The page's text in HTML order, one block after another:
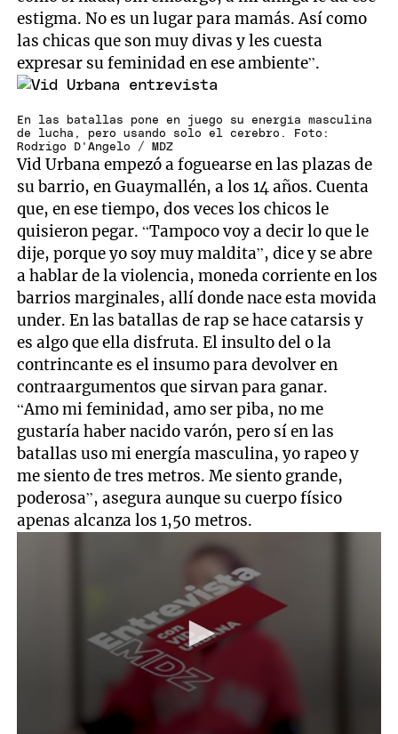
estigma. No es un lugar para mamás. Así como
las chicas que son muy divas y les cuesta
expresar su feminidad en ese ambiente”.
En las batallas pone en juego su energía masculina
de lucha, pero usando solo el cerebro. Foto:
Rodrigo D'Angelo / MDZ
Vid Urbana empezó a foguearse en las plazas de
su barrio, en Guaymallén, a los 14 años. Cuenta
que, en ese tiempo, dos veces los chicos le
quisieron pegar. “Tampoco voy a decir lo que le
dije, porque yo soy muy maldita”, dice y se abre
a hablar de la violencia, moneda corriente en los
barrios marginales, allí donde nace esta movida
under. En las batallas de rap se hace catarsis y
es algo que ella disfruta. El insulto del o la
contrincante es el insumo para devolver en
contraargumentos que sirvan para ganar.
“Amo mi feminidad, amo ser piba, no me
gustaría haber nacido varón, pero sí en las
batallas uso mi energía masculina, yo rapeo y
me siento de tres metros. Me siento grande,
poderosa”, asegura aunque su cuerpo físico
apenas alcanza los 1,50 metros.